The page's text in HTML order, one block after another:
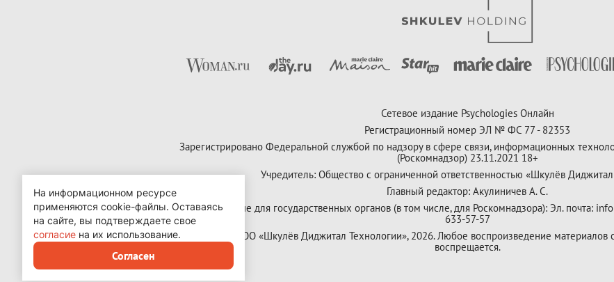
Сетевое издание Psychologies Онлайн
Регистрационный номер ЭЛ № ФС 77 - 82353
Зарегистрировано Федеральной службой по надзору в сфере связи, информационных
(Роскомнадзор) 23.11.2021 18+
Учредитель: Общество с ограниченной ответственностью «Шкулёв
Главный редактор: Акулиничев А. С.
Контактные данные для государственных органов (в том числе, для Роскомнадзора): Эл. почта:
633-57-57
Copyright (с) ООО «Шкулёв Диджитал Технологии», 2026. Любое воспроизведение материалов
воспрещается.
На информационном ресурсе
применяются cookie-файлы. Оставаясь
на сайте, вы подтверждаете свое
согласие на их использование.
Согласен